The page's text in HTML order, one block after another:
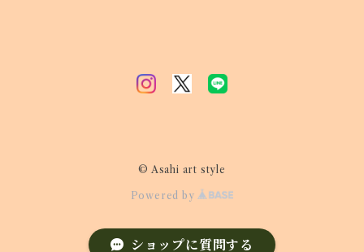
© Asahi art style
Powered by
ショップに質問する